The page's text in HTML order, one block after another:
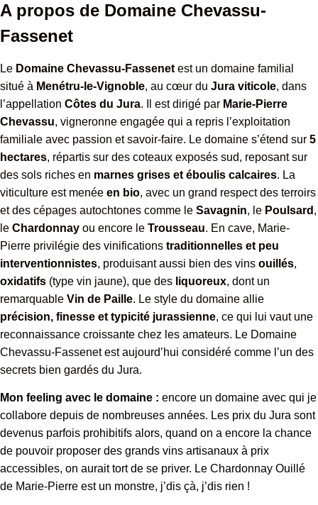
A propos de Domaine Chevassu-
Fassenet
Le Domaine Chevassu-Fassenet est un domaine familial
situé à Menétru-le-Vignoble, au cœur du Jura viticole, dans
l’appellation Côtes du Jura. Il est dirigé par Marie-Pierre
Chevassu, vigneronne engagée qui a repris l’exploitation
familiale avec passion et savoir-faire. Le domaine s’étend sur 5
hectares, répartis sur des coteaux exposés sud, reposant sur
des sols riches en marnes grises et éboulis calcaires. La
viticulture est menée en bio, avec un grand respect des terroirs
et des cépages autochtones comme le Savagnin, le Poulsard ,
le Chardonnay ou encore le Trousseau. En cave, Marie-
Pierre privilégie des vinifications traditionnelles et peu
interventionnistes, produisant aussi bien des vins ouillés,
oxidatifs (type vin jaune), que des liquoreux, dont un
remarquable Vin de Paille. Le style du domaine allie
précision, finesse et typicité jurassienne, ce qui lui vaut une
reconnaissance croissante chez les amateurs. Le Domaine
Chevassu-Fassenet est aujourd’hui considéré comme l’un des
secrets bien gardés du Jura.
Mon feeling avec le domaine : encore un domaine avec qui je
collabore depuis de nombreuses années. Les prix du Jura sont
devenus parfois prohibitifs alors, quand on a encore la chance
de pouvoir proposer des grands vins artisanaux à prix
accessibles, on aurait tort de se priver. Le Chardonnay Ouillé
de Marie-Pierre est un monstre, j’dis çà, j’dis rien !